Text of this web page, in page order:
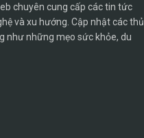
chuyên cung cấp các tin tức
và xu hướng. Cập nhật các thủ
như những mẹo sức khỏe, du